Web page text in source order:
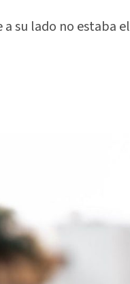
su lado no estaba el